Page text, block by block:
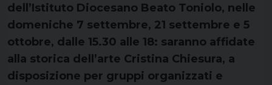
dell’Istituto Diocesano Beato Toniolo, nelle
domeniche 7 settembre, 21 settembre e 5
ottobre, dalle 15.30 alle 18: saranno affidate
alla storica dell’arte Cristina Chiesura, a
disposizione per gruppi organizzati e